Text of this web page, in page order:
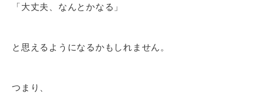
「大丈夫、なんとかなる」
と思えるようになるかもしれません。
つまり、